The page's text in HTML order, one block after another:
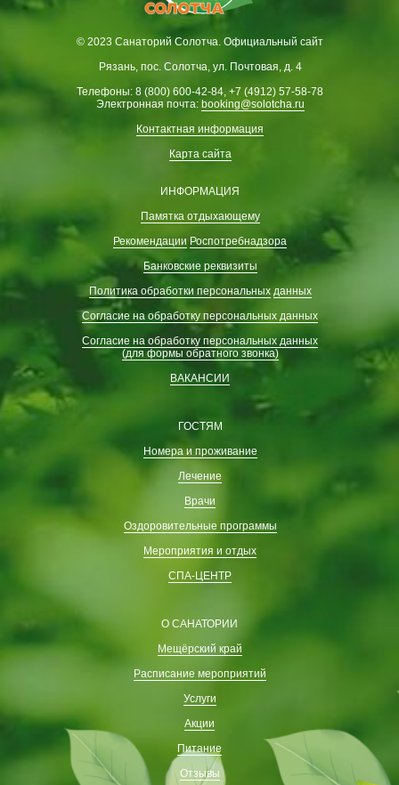
© 2023 Санаторий Солотча. Официальный сайт
Рязань, пос. Солотча, ул. Почтовая, д. 4
Телефоны: 8 (800) 600-42-84, +7 (4912) 57-58-78
Электронная почта: booking@solotcha.ru
Контактная информация
Карта сайта
ИНФОРМАЦИЯ
Памятка отдыхающему
Рекомендации Роспотребнадзора
Банковские реквизиты
Политика обработки персональных данных
Согласие на обработку персональных данных
Согласие на обработку персональных данных
(для формы обратного звонка)
ВАКАНСИИ
ГОСТЯМ
Номера и проживание
Лечение
Врачи
Оздоровительные программы
Мероприятия и отдых
СПА-ЦЕНТР
О САНАТОРИИ
Мещёрский край
Расписание мероприятий
Услуги
Акции
Питание
Отзывы